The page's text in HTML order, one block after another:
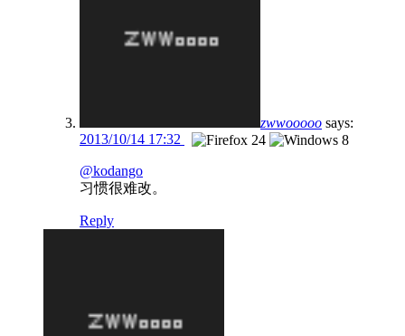
zwwooooo says:
2013/10/14 17:32
@kodango
习惯很难改。
Reply